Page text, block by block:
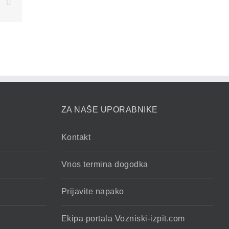
ZA NAŠE UPORABNIKE
Kontakt
Vnos termina dogodka
Prijavite napako
Ekipa portala Vozniski-izpit.com